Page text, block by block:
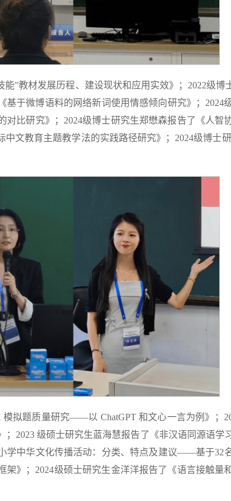
”教材发展历程、建设现状和应用实效》；2022级
于微博语料的网络新词使用情感倾向研究》；2024
比研究》；2024级博士研究生郑懋森报告了《人智
文教育主题教学法的实践路径研究》；2024级博士
拟题质量研究——以 ChatGPT 和文心一言为例》；
2023 级硕士研究生蓝海慧报告了《非汉语同源语
学中华文化传播活动：分类、特点及建议——基于32
》；2024级硕士研究生金洋洋报告了《语言接触量